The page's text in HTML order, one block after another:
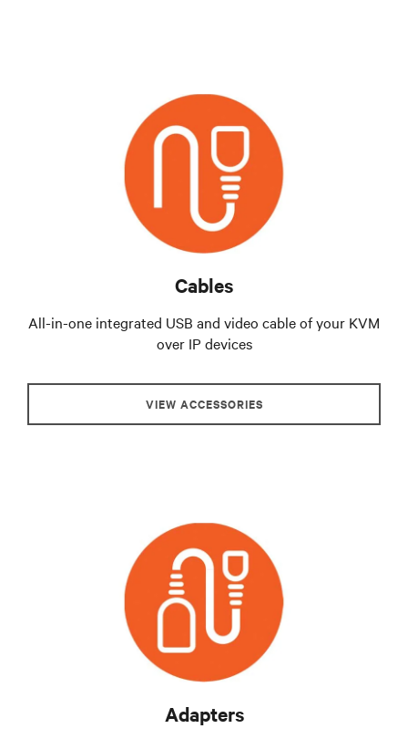
Cables
All-in-one integrated USB and video cable of your KVM
over IP devices
VIEW ACCESSORIES
Adapters